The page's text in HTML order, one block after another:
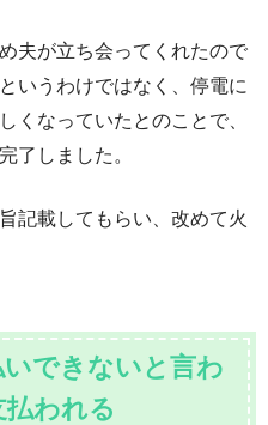
夫が立ち会ってくれたので
いうわけではなく、停電に
くなっていたとのことで、
了しました。
記載してもらい、改めて火
できないと言わ
われる